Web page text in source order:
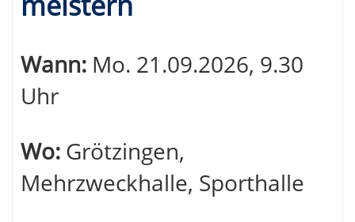
Wann: Mo. 21.09.2026, 9.30
Uhr
Wo: Grötzingen,
Mehrzweckhalle, Sporthalle